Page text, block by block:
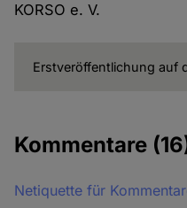
KORSO e. V.
Erstveröffentlichung auf
Kommentare
Netiquette für